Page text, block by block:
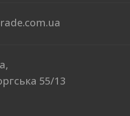
55/13